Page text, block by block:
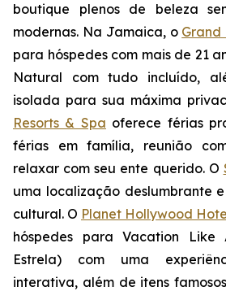
boutique plenos de beleza
modernas. Na Jamaica, o Grand
para hóspedes com mais de 21
Natural com tudo incluído,
isolada para sua máxima
Resorts & Spa oferece férias
férias em família, reunião
relaxar com seu ente querido. O
uma localização deslumbrante
cultural. O Planet Hollywood
hóspedes para Vacation Like
Estrela) com uma
interativa, além de itens